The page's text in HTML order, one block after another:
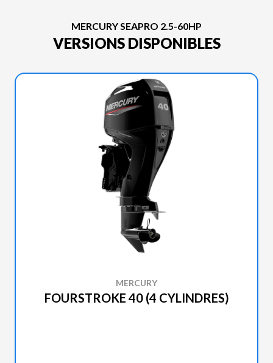
MERCURY SEAPRO 2.5-60HP
VERSIONS DISPONIBLES
MERCURY
FOURSTROKE 40 (4 CYLINDRES)